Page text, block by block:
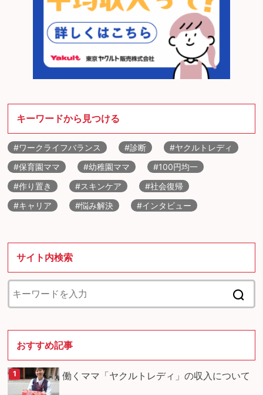
キーワードから見つける
#ワークライフバランス #診断
#ヤクルトレディ
#保育園ママ
#幼稚園ママ
#100円均一
#作り置き
#スキンケア
#社会復帰
#キャリア
#悩み解決 #インタビュー
サイト内検索
おすすめ記事
働くママ「ヤクルトレディ」の収入について